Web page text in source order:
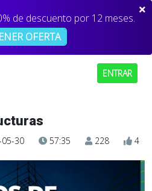
de descuento por 12 meses.
OFERTA
ENTRAR
30 57:35 228 4